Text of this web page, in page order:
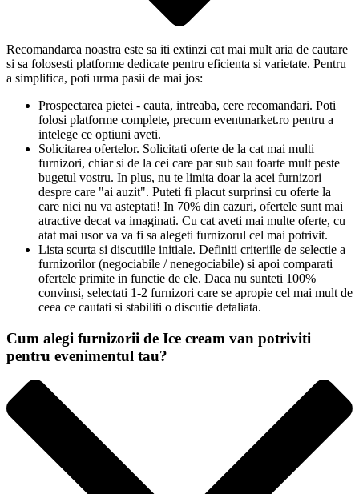
Recomandarea noastra este sa iti extinzi cat mai mult aria de cautare
si sa folosesti platforme dedicate pentru eficienta si varietate. Pentru
a simplifica, poti urma pasii de mai jos:
Prospectarea pietei - cauta, intreaba, cere recomandari. Poti
folosi platforme complete, precum eventmarket.ro pentru a
intelege ce optiuni aveti.
Solicitarea ofertelor. Solicitati oferte de la cat mai multi
furnizori, chiar si de la cei care par sub sau foarte mult peste
bugetul vostru. In plus, nu te limita doar la acei furnizori
despre care "ai auzit". Puteti fi placut surprinsi cu oferte la
care nici nu va asteptati! In 70% din cazuri, ofertele sunt mai
atractive decat va imaginati. Cu cat aveti mai multe oferte, cu
atat mai usor va va fi sa alegeti furnizorul cel mai potrivit.
Lista scurta si discutiile initiale. Definiti criteriile de selectie a
furnizorilor (negociabile / nenegociabile) si apoi comparati
ofertele primite in functie de ele. Daca nu sunteti 100%
convinsi, selectati 1-2 furnizori care se apropie cel mai mult de
ceea ce cautati si stabiliti o discutie detaliata.
Cum alegi furnizorii de Ice cream van potriviti
pentru evenimentul tau?